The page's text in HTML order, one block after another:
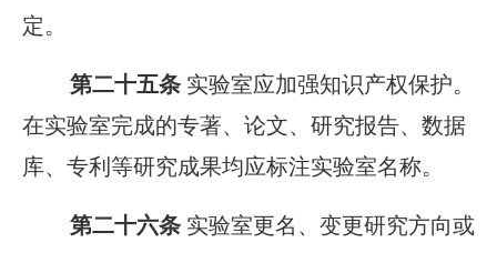
定。
第二十五条 实验室应加强知识产权保护。
在实验室完成的专著、论文、研究报告、数据
库、专利等研究成果均应标注实验室名称。
第二十六条 实验室更名、变更研究方向或